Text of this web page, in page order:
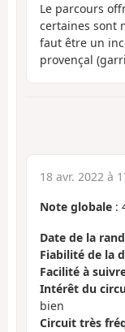
Le parcours
certaines sont
faut être un
provençal
18 avr. 2022 à
Note globale :
Date de la
Fiabilité de la
Facilité à
Intérêt du
bien
Circuit très